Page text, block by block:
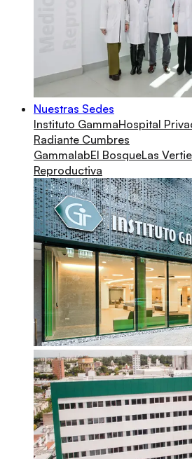
Nuestras Sedes
Instituto GammaHospital
Radiante Cumbres
GammalabEl BosqueLas
Reproductiva